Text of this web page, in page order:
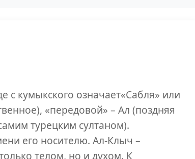
с кумыкского означает«Сабля» или
«передовой» – Ал (поздняя
турецким султаном).
его носителю. Ал-Клыч –
телом, но и духом. К